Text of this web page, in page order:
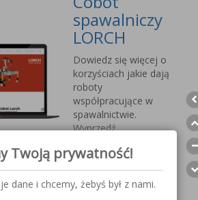
spawalniczy
LORCH
Dowiedz się więcej o
korzyściach jakie dają
roboty
współpracujące w
spawalnictwie.
Wyprzedź
nadchodzącym
wyzwaniom.
Twoją prywatność!
dane i chcemy, żebyś był z nami.